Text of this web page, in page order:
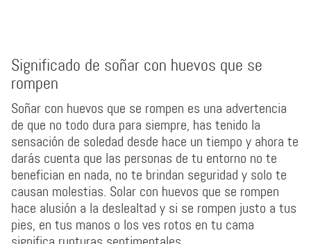
Significado de soñar con huevos que se
rompen
Soñar con huevos que se rompen es una advertencia
de que no todo dura para siempre, has tenido la
sensación de soledad desde hace un tiempo y ahora te
darás cuenta que las personas de tu entorno no te
benefician en nada, no te brindan seguridad y solo te
causan molestias. Solar con huevos que se rompen
hace alusión a la deslealtad y si se rompen justo a tus
pies, en tus manos o los ves rotos en tu cama